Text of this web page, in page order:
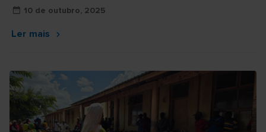
10 de outubro, 2025
Ler mais